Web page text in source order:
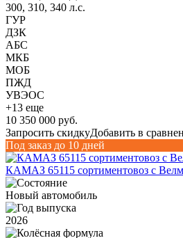
300, 310, 340 л.с.
ГУР
ДЗК
АБС
МКБ
МОБ
ПЖД
УВЭОС
+13 еще
10 350 000 руб.
Запросить скидкуДобавить в
Под заказ до 10 дней
КАМАЗ 65115 сортиментовоз с
Новый автомобиль
2026